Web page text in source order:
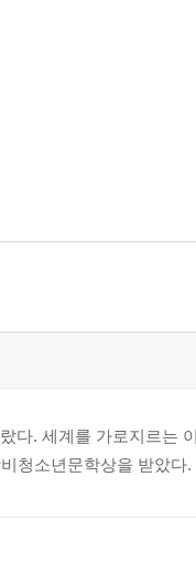
다. 세계를 가로지르는
청소년문학상을 받았다.